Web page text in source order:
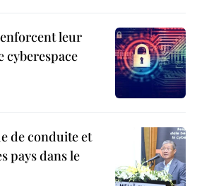
leur
cyberespace
de conduite et
pays dans le